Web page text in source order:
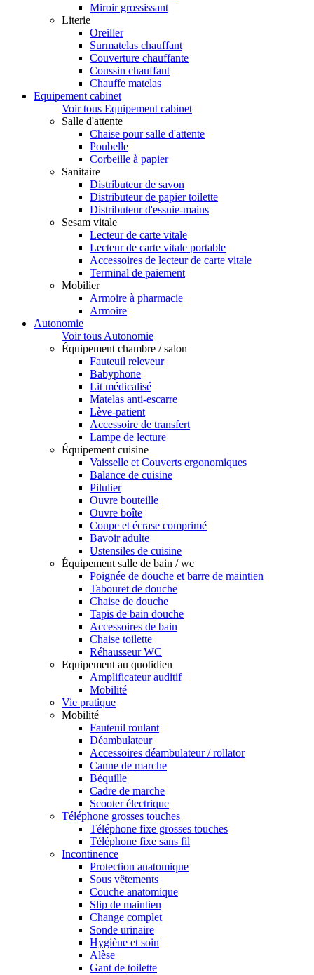
Miroir grossissant
Literie
Oreiller
Surmatelas chauffant
Couverture chauffante
Coussin chauffant
Chauffe matelas
Equipement cabinet
Voir tous Equipement cabinet
Salle d'attente
Chaise pour salle d'attente
Poubelle
Corbeille à papier
Sanitaire
Distributeur de savon
Distributeur de papier toilette
Distributeur d'essuie-mains
Sesam vitale
Lecteur de carte vitale
Lecteur de carte vitale portable
Accessoires de lecteur de carte vitale
Terminal de paiement
Mobilier
Armoire à pharmacie
Armoire
Autonomie
Voir tous Autonomie
Équipement chambre / salon
Fauteuil releveur
Babyphone
Lit médicalisé
Matelas anti-escarre
Lève-patient
Accessoire de transfert
Lampe de lecture
Équipement cuisine
Vaisselle et Couverts ergonomiques
Balance de cuisine
Pilulier
Ouvre bouteille
Ouvre boîte
Coupe et écrase comprimé
Bavoir adulte
Ustensiles de cuisine
Équipement salle de bain / wc
Poignée de douche et barre de maintien
Tabouret de douche
Chaise de douche
Tapis de bain douche
Accessoires de bain
Chaise toilette
Réhausseur WC
Equipement au quotidien
Amplificateur auditif
Mobilité
Vie pratique
Mobilité
Fauteuil roulant
Déambulateur
Accessoires déambulateur / rollator
Canne de marche
Béquille
Cadre de marche
Scooter électrique
Téléphone grosses touches
Téléphone fixe grosses touches
Téléphone fixe sans fil
Incontinence
Protection anatomique
Sous vêtements
Couche anatomique
Slip de maintien
Change complet
Sonde urinaire
Hygiène et soin
Alèse
Gant de toilette